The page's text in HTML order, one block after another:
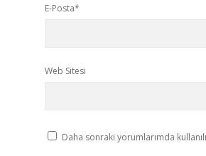
E-Posta*
Web Sitesi
Daha sonraki yorumlarımda